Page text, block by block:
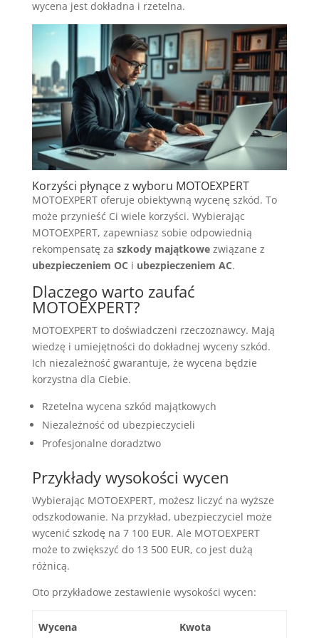
wycena jest dokładna i rzetelna.
Korzyści płynące z wyboru MOTOEXPERT
MOTOEXPERT oferuje obiektywną wycenę szkód. To
może przynieść Ci wiele korzyści. Wybierając
MOTOEXPERT, zapewniasz sobie odpowiednią
rekompensatę za szkody majątkowezwiązane z
ubezpieczeniem OC i ubezpieczeniem AC.
Dlaczego warto zaufać
MOTOEXPERT?
MOTOEXPERT to doświadczeni rzeczoznawcy. Mają
wiedzę i umiejętności do dokładnej wyceny szkód.
Ich niezależność gwarantuje, że wycena będzie
korzystna dla Ciebie.
Rzetelna wycena szkód majątkowych
Niezależność od ubezpieczycieli
Profesjonalne doradztwo
Przykłady wysokości wycen
Wybierając MOTOEXPERT, możesz liczyć na wyższe
odszkodowanie. Na przykład, ubezpieczyciel może
wycenić szkodę na 7 100 EUR. Ale MOTOEXPERT
może to zwiększyć do 13 500 EUR, co jest dużą
różnicą.
Oto przykładowe zestawienie wysokości wycen:
Wycena Kwota